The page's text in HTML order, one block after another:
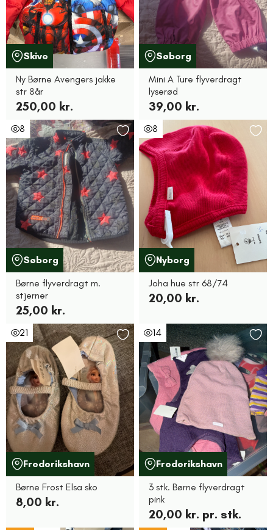
Skive
Ny Børne Avengers jakke
str 8år
250,00 kr.
Søborg
Mini A Ture flyverdragt
lyserød
39,00 kr.
8
Søborg
Børne flyverdragt m.
stjerner
25,00 kr.
8
Nyborg
Joha hue str 68/74
20,00 kr.
21
Frederikshavn
Børne Frost Elsa sko
8,00 kr.
14
Frederikshavn
3 stk. Børne flyverdragt
pink
20,00 kr. pr. stk.